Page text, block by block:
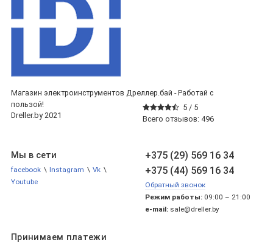
Магазин электроинструментов Дреллер.бай - Работай с
пользой!
5 / 5
Всего отзывов: 496
Dreller.by 2021
+375 (29) 569 16 34
+375 (44) 569 16 34
Обратный звонок
Режим работы: 09:00 – 21:00
e-mail: sale@dreller.by
Мы в сети
facebook \ Instagram \ Vk \
Youtube
Принимаем платежи